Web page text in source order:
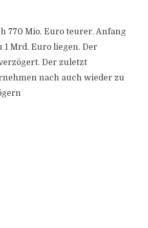
770 Mio. Euro teurer. Anfang
Mrd. Euro liegen. Der
Der zuletzt
nach auch wieder zu